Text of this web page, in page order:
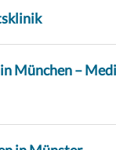
München –